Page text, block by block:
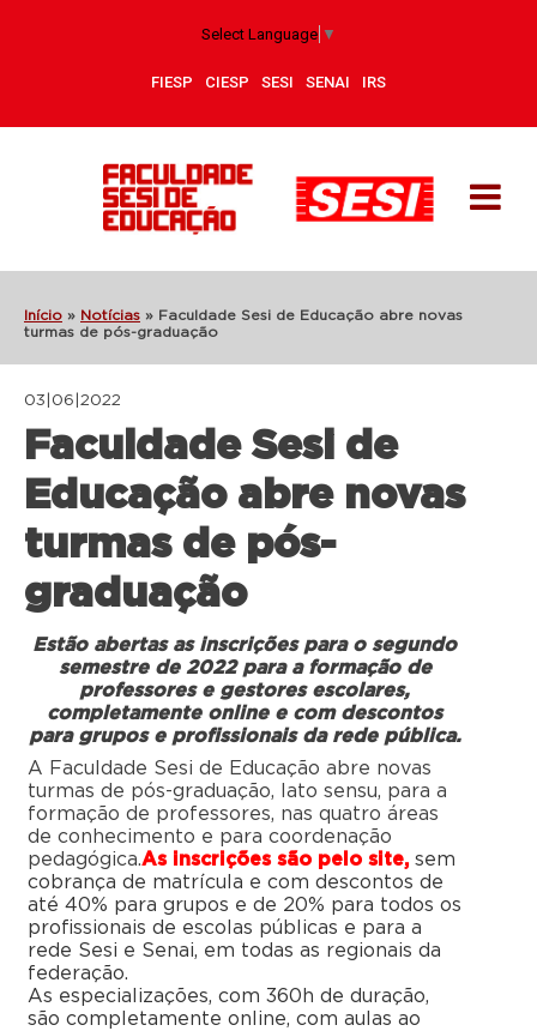
Select Language ▼
FIESP CIESP SESI SENAI IRS
Início » Notícias » Faculdade Sesi de Educação abre novas
turmas de pós-graduação
03|06|2022
Faculdade Sesi de
Educação abre novas
turmas de pós-
graduação
Estão abertas as inscrições para o segundo
semestre de 2022 para a formação de
professores e gestores escolares,
completamente online e com descontos
para grupos e profissionais da rede pública.
A Faculdade Sesi de Educação abre novas
turmas de pós-graduação, lato sensu, para a
formação de professores, nas quatro áreas
de conhecimento e para coordenação
pedagógica.As inscrições são pelo site, sem
cobrança de matrícula e com descontos de
até 40% para grupos e de 20% para todos os
profissionais de escolas públicas e para a
rede Sesi e Senai, em todas as regionais da
federação.
As especializações, com 360h de duração,
são completamente online, com aulas ao